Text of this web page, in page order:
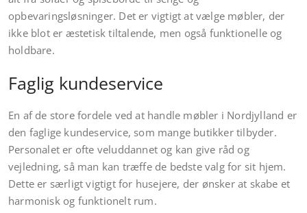
opbevaringsløsninger. Det er vigtigt at vælge møbler, der
ikke blot er æstetisk tiltalende, men også funktionelle og
holdbare.
Faglig kundeservice
En af de store fordele ved at handle møbler i Nordjylland er
den faglige kundeservice, som mange butikker tilbyder.
Personalet er ofte veluddannet og kan give råd og
vejledning, så man kan træffe de bedste valg for sit hjem.
Dette er særligt vigtigt for husejere, der ønsker at skabe et
harmonisk og funktionelt rum.